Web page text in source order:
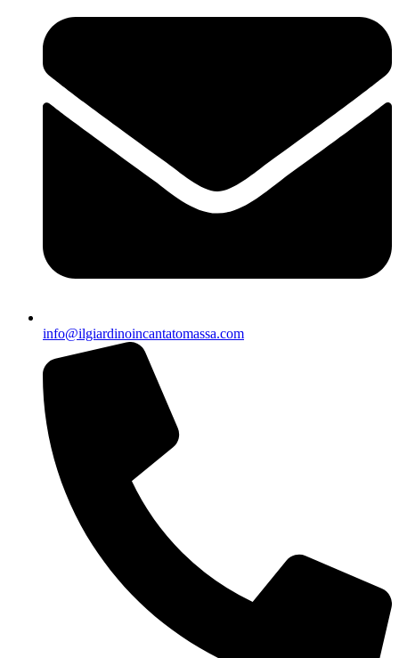
info@ilgiardinoincantatomassa.com